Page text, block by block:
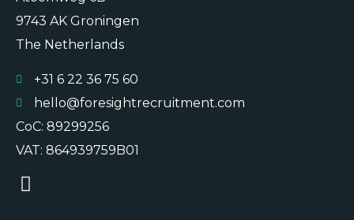
9743 AK Groningen
The Netherlands
+31 6 22 36 75 60
hello@foresightrecruitment.com
CoC: 89299256
VAT: 864939759B01